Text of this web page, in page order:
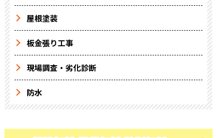
屋根塗装
板金張り工事
現場調査・劣化診断
防水